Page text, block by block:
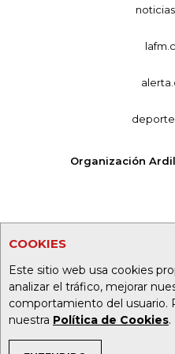
COOKIES
Este sitio web usa cookies
analizar el tráfico, mejorar
comportamiento del usuario.
nuestra Política de Cookies.
Organización